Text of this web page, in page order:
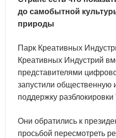
до самобытной
природы
Парк Креативных
Креативных Индустрий
представителями
запустили общественную
поддержку
Они обратились к
просьбой пересмотреть